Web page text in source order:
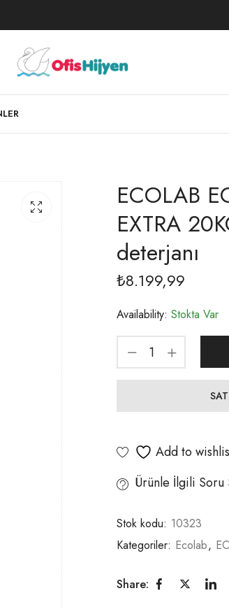
ECOLAB
EXTRA
deterjanı
₺8.199,99
Availability: Stokta Var
Add to
Ürünle İlgili
Stok kodu: 10323
Kategoriler: Ecolab,
Share: